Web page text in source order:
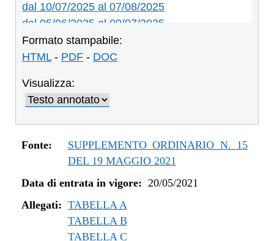
dal 10/07/2025 al 07/08/2025
dal 05/06/2025 al 09/07/2025
dal 14/05/2024 al 04/06/2025
dal 12/08/2023 al 13/05/2024
dal 04/08/2022 al 31/12/2022
dal 14/06/2022 al 03/08/2022
dal 01/01/2022 al 13/06/2022
dal 10/12/2021 al 31/12/2021
dal 06/11/2021 al 09/12/2021
dal 20/05/2021 al 11/08/2021
Formato stampabile:
HTML- PDF - DOC
Visualizza:
Fonte:
SUPPLEMENTO ORDINARIO N. 15
DEL 19 MAGGIO 2021
Data di entrata in vigore: 20/05/2021
Allegati: TABELLA A
TABELLA B
TABELLA C